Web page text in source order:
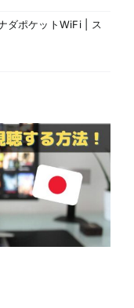
ダポケットWiFi | ス